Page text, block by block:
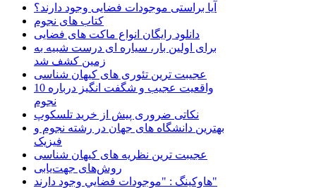
آیا براستی موجودات فضایی وجود دارند؟
کتاب های نجوم
دانلود رایگان انواع ماکت های فضایی
برای اولین بار، سیاره ای درست شبیه به
زمین کشف شد
عجیبت ترین تئوری های کیهان شناسی
10 واقعیت عجیب و شگفت انگیز درباره
نجوم
نکاتی ضروری پیش از خرید تلسکوپ
بهترین دانشگاه های جهان در رشته نجوم و
فیزیک
عجیبت ترین نظریه های کیهان شناسی
روش‌های جهت‌یابی
هاوكينگ : "موجودات فضايي وجود دارند"